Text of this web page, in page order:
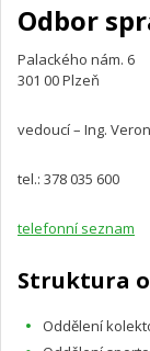
Odbor
Palackého nám. 6
301 00 Plzeň
vedoucí – Ing.
tel.: 378 035 600
telefonní seznam
Struktura
Oddělení